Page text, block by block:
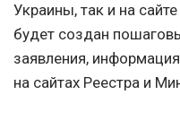
Украины, так и на
будет создан
заявления,
на сайтах Реестра и